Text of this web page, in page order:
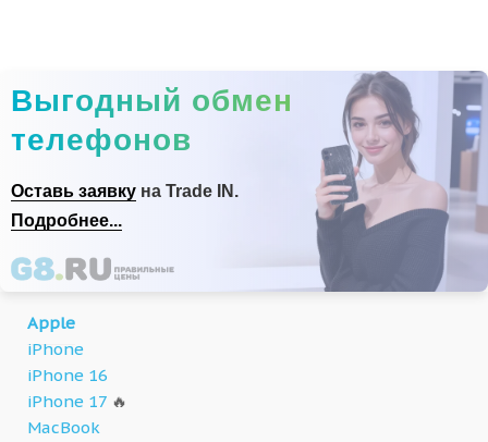
Выгодный обмен
телефонов
Оставь заявку на Trade IN.
Подробнее...
Apple
iPhone
iPhone 16
iPhone 17 🔥
MacBook